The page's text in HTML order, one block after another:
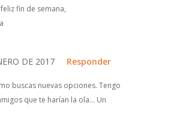
fin de semana,
DE 2017 Responder
buscas nuevas opciones. Tengo
que te harían la ola... Un